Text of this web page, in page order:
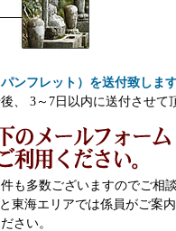
ンフレット）を送付致しま
、 3～7日以内に送付させて
も多数ございますのでご相談
東海エリアでは係員がご案
さい。